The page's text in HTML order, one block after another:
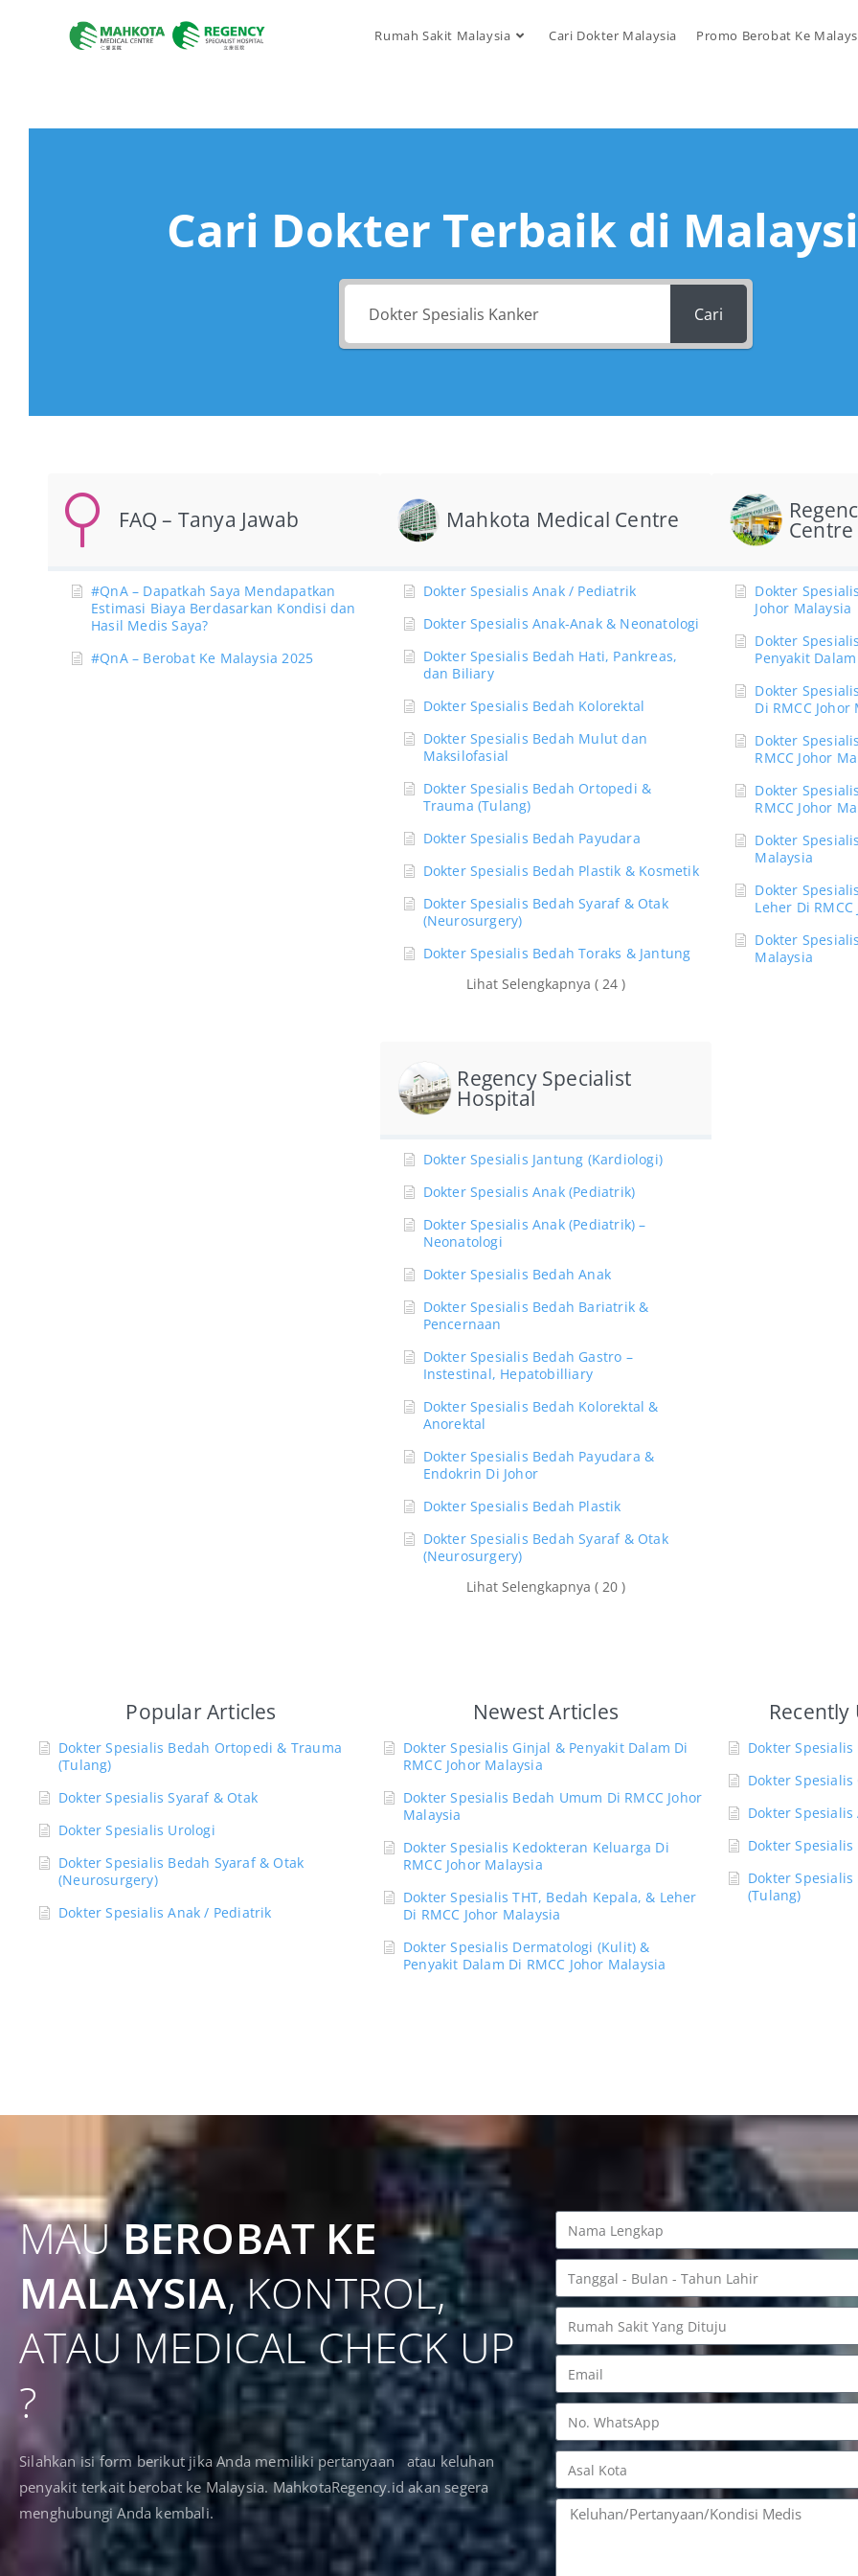
Rumah Sakit Malaysia Cari Dokter Malaysia Promo Berobat Ke
Cari Dokter Terbaik di
Cari
FAQ – Tanya Jawab
#QnA – Dapatkah Saya Mendapatkan
Estimasi Biaya Berdasarkan Kondisi dan
Hasil Medis Saya?
#QnA – Berobat Ke Malaysia 2025
Mahkota Medical Centre
Dokter Spesialis Anak / Pediatrik
Dokter Spesialis Anak-Anak & Neonatologi
Dokter Spesialis Bedah Hati, Pankreas,
dan Biliary
Dokter Spesialis Bedah Kolorektal
Dokter Spesialis Bedah Mulut dan
Maksilofasial
Dokter Spesialis Bedah Ortopedi &
Trauma (Tulang)
Dokter Spesialis Bedah Payudara
Dokter Spesialis Bedah Plastik & Kosmetik
Dokter Spesialis Bedah Syaraf & Otak
(Neurosurgery)
Dokter Spesialis Bedah Toraks & Jantung
Lihat Selengkapnya ( 24 )
Centre
Dokter
Johor Malaysia
Dokter
Penyakit
Dokter
Di RMCC Johor
Dokter
RMCC Johor
Dokter
RMCC Johor
Dokter
Malaysia
Dokter
Leher Di
Dokter
Malaysia
Regency Specialist
Hospital
Dokter Spesialis Jantung (Kardiologi)
Dokter Spesialis Anak (Pediatrik)
Dokter Spesialis Anak (Pediatrik) –
Neonatologi
Dokter Spesialis Bedah Anak
Dokter Spesialis Bedah Bariatrik &
Pencernaan
Dokter Spesialis Bedah Gastro –
Instestinal, Hepatobilliary
Dokter Spesialis Bedah Kolorektal &
Anorektal
Dokter Spesialis Bedah Payudara &
Endokrin Di Johor
Dokter Spesialis Bedah Plastik
Dokter Spesialis Bedah Syaraf & Otak
(Neurosurgery)
Lihat Selengkapnya ( 20 )
Popular Articles
Dokter Spesialis Bedah Ortopedi & Trauma
(Tulang)
Dokter Spesialis Syaraf & Otak
Dokter Spesialis Urologi
Dokter Spesialis Bedah Syaraf & Otak
(Neurosurgery)
Dokter Spesialis Anak / Pediatrik
Newest Articles
Dokter Spesialis Ginjal & Penyakit Dalam Di
RMCC Johor Malaysia
Dokter Spesialis Bedah Umum Di RMCC Johor
Malaysia
Dokter Spesialis Kedokteran Keluarga Di
RMCC Johor Malaysia
Dokter Spesialis THT, Bedah Kepala, & Leher
Di RMCC Johor Malaysia
Dokter Spesialis Dermatologi (Kulit) &
Penyakit Dalam Di RMCC Johor Malaysia
Dokter
Dokter
Dokter
Dokter
Dokter
(Tulang)
MAUBEROBAT KE
MALAYSIA, KONTROL,
ATAU MEDICAL CHECK UP
?
Silahkan isi form berikut jika Anda memiliki pertanyaan atau keluhan
penyakit terkait berobat ke Malaysia. MahkotaRegency.id akan segera
menghubungi Anda kembali.